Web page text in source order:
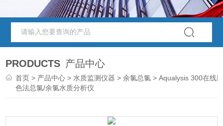
PRODUCTS 产品中心
首页 > 产品中心 > 水质监测仪器 >余氯总氯 > Aqualysis 300在线
色法总氯/余氯水质分析仪